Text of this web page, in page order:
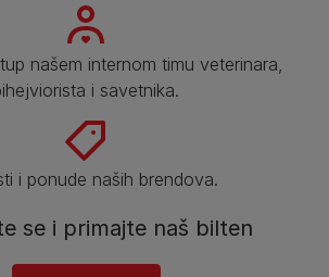
našem internom timu veterinara,
i savetnika.
i ponude naših brendova.
se i primajte naš bilten